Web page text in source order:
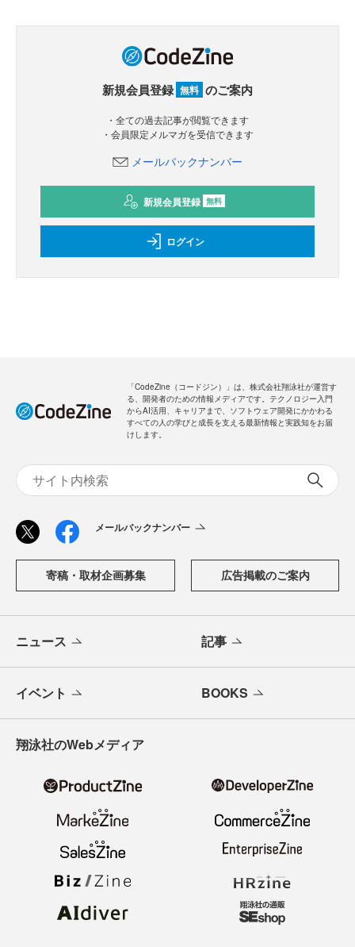
新規会員登録 無料 のご案内
・全ての過去記事が閲覧できます
・会員限定メルマガを受信できます
メールバックナンバー
新規会員登録 無料
ログイン
「CodeZine（コードジン）」は、株式会社翔泳社が運営す
る、開発者のための情報メディアです。テクノロジー入門
からAI活用、キャリアまで、ソフトウェア開発にかかわる
すべての人の学びと成長を支える最新情報と実践知をお届
けします。
メールバックナンバー
寄稿・取材企画募集 広告掲載のご案内
ニュース 記事
イベント BOOKS
翔泳社のWebメディア